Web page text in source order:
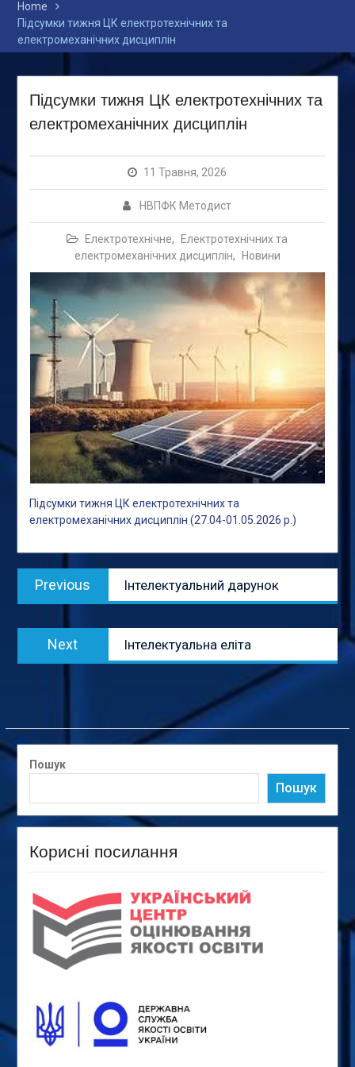
Home
Підсумки тижня ЦК електротехнічних та
електромеханічних дисциплін
Підсумки тижня ЦК електротехнічних та
електромеханічних дисциплін
11 Травня, 2026
НВПФК Методист
Електротехнічне,
Електротехнічних та
електромеханічних дисциплін, Новини
Підсумки тижня ЦК електротехнічних та
електромеханічних дисциплін (27.04-01.05.2026 р.)
Навігація
записів
Previous
post:
Інтелектуальний дарунок
Next
post:
Інтелектуальна еліта
Пошук
Пошук
Корисні посилання